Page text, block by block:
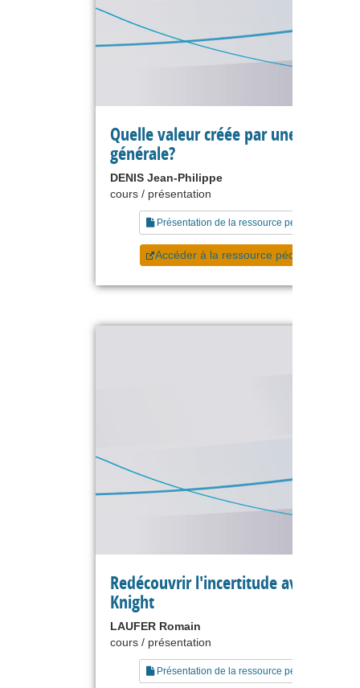
Quelle valeur créée par une direction
générale?
DENIS Jean-Philippe
cours / présentation
Présentation de la ressource pédagogique
Accéder à la ressource pédagogique
Redécouvrir l'incertitude avec Frank
Knight
LAUFER Romain
cours / présentation
Présentation de la ressource pédagogique